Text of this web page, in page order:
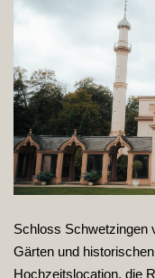
Schloss Schwetzingen
Gärten und
Hochzeitslocation, die